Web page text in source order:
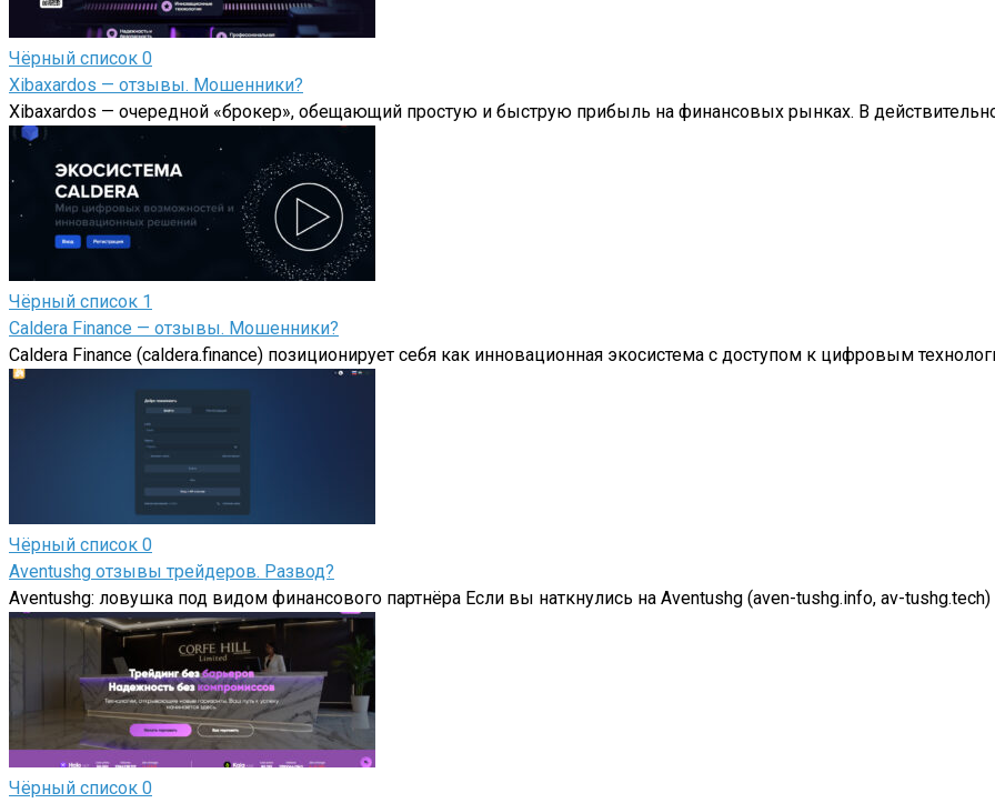
Чёрный список 0
Xibaxardos — отзывы. Мошенники?
Xibaxardos — очередной «брокер», обещающий простую и быструю прибыль на финансовых рынках. В
Чёрный список 1
Caldera Finance — отзывы. Мошенники?
Caldera Finance (caldera.finance) позиционирует себя как инновационная экосистема с доступом к цифровым
Чёрный список 0
Aventushg отзывы трейдеров. Развод?
Aventushg: ловушка под видом финансового партнёра Если вы наткнулись на Aventushg (aven-tushg.info, av-tushg.tech)
Чёрный список 0